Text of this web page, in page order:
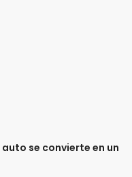
auto se convierte en un